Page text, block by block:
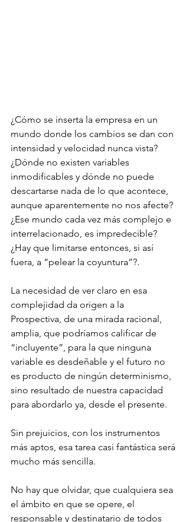
¿Cómo se inserta la empresa en un
mundo donde los cambios se dan con
intensidad y velocidad nunca vista?
¿Dónde no existen variables
inmodificables y dónde no puede
descartarse nada de lo que acontece,
aunque aparentemente no nos afecte?
¿Ese mundo cada vez más complejo e
interrelacionado, es impredecible?
¿Hay que limitarse entonces, si así
fuera, a “pelear la coyuntura”?.
La necesidad de ver claro en esa
complejidad da origen a la
Prospectiva, de una mirada racional,
amplia, que podríamos calificar de
“incluyente”, para la que ninguna
variable es desdeñable y el futuro no
es producto de ningún determinismo,
sino resultado de nuestra capacidad
para abordarlo ya, desde el presente.
Sin prejuicios, con los instrumentos
más aptos, esa tarea casi fantástica será
mucho más sencilla.
No hay que olvidar, que cualquiera sea
el ámbito en que se opere, el
responsable y destinatario de todos